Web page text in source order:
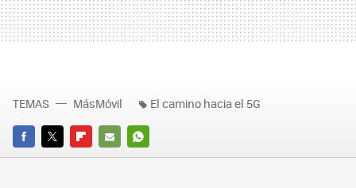
FACEBOOK
TWITTERFLIPBOARD
E-
WHATSAPP
TEMAS MásMóvil El camino hacia el 5G